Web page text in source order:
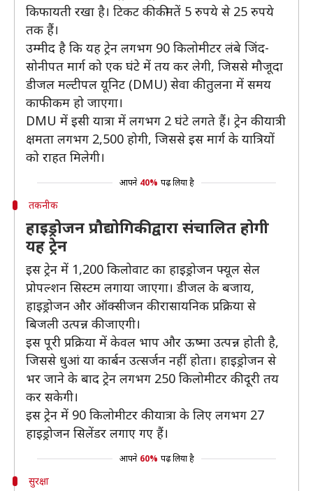
किफायती रखा है। टिकट की कीमतें 5 रुपये से 25 रुपये
तक हैं।
उम्मीद है कि यह ट्रेन लगभग 90 किलोमीटर लंबे जिंद-
सोनीपत मार्ग को एक घंटे में तय कर लेगी, जिससे मौजूदा
डीजल मल्टीपल यूनिट (DMU) सेवा की तुलना में समय
काफी कम हो जाएगा।
DMU में इसी यात्रा में लगभग 2 घंटे लगते हैं। ट्रेन की यात्री
क्षमता लगभग 2,500 होगी, जिससे इस मार्ग के यात्रियों
को राहत मिलेगी।
आपने 40% पढ़ लिया है
तकनीक
हाइड्रोजन प्रौद्योगिकी द्वारा संचालित होगी
यह ट्रेन
इस ट्रेन में 1,200 किलोवाट का हाइड्रोजन फ्यूल सेल
प्रोपल्शन सिस्टम लगाया जाएगा। डीजल के बजाय,
हाइड्रोजन और ऑक्सीजन की रासायनिक प्रक्रिया से
बिजली उत्पन्न की जाएगी।
इस पूरी प्रक्रिया में केवल भाप और ऊष्मा उत्पन्न होती है,
जिससे धुआं या कार्बन उत्सर्जन नहीं होता। हाइड्रोजन से
भर जाने के बाद ट्रेन लगभग 250 किलोमीटर की दूरी तय
कर सकेगी।
इस ट्रेन में 90 किलोमीटर की यात्रा के लिए लगभग 27
हाइड्रोजन सिलेंडर लगाए गए हैं।
आपने 60% पढ़ लिया है
सुरक्षा